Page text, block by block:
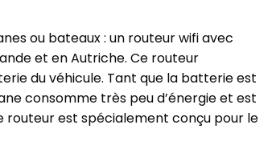
ou bateaux : un routeur wifi avec
et en Autriche. Ce routeur
du véhicule. Tant que la batterie est
consomme très peu d’énergie et est
routeur est spécialement conçu pour le